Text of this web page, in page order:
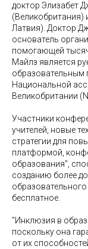
доктор Элизабет
(Великобритания)
Латвия). Доктор
основатель
помогающей
Майлз является
образовательным
Национальной
Великобритании
Участники
учителей, новые
стратегии для
платформой,
образования",
созданию более
бесплатное.
"Инклюзия в
поскольку она
от их